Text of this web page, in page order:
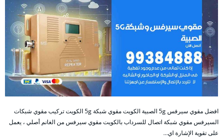
افضل مقوي سيرفس 5g الصبية الكويت مقوي شبكة 5g الكويت تركيب مقوي شبكات
السيرفس مقوي شبكة اتصال للسرداب بالكويت مقوي سيرفس من الغانم أصلي ، يعمل
على تقوية الإشارة اي…